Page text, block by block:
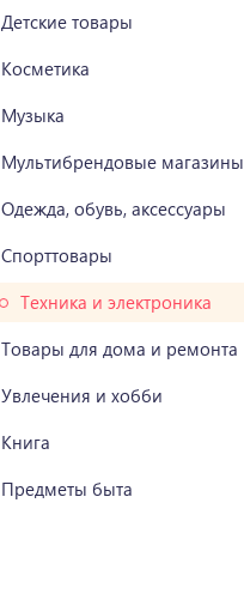
Детские товары
Косметика
Музыка
Мультибрендовые магазины
Одежда, обувь, аксессуары
Спорттовары
Техника и электроника
Товары для дома и ремонта
Увлечения и хобби
Книга
Предметы быта